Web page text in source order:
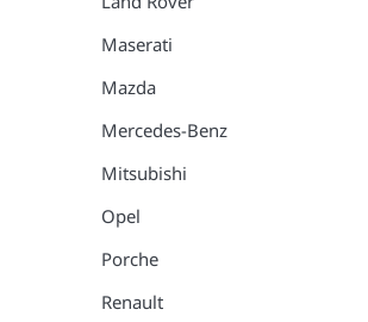
Maserati
Mazda
Mercedes-Benz
Mitsubishi
Opel
Porche
Renault